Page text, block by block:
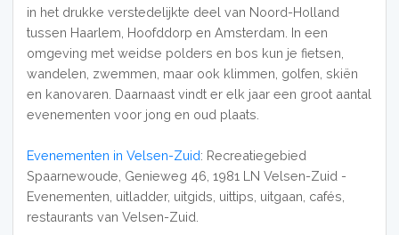
in het drukke verstedelijkte deel van Noord-Holland
tussen Haarlem, Hoofddorp en Amsterdam. In een
omgeving met weidse polders en bos kun je fietsen,
wandelen, zwemmen, maar ook klimmen, golfen, skiën
en kanovaren. Daarnaast vindt er elk jaar een groot aantal
evenementen voor jong en oud plaats.
Evenementen in Velsen-Zuid: Recreatiegebied
Spaarnewoude, Genieweg 46, 1981 LN Velsen-Zuid -
Evenementen, uitladder, uitgids, uittips, uitgaan, cafés,
restaurants van Velsen-Zuid.